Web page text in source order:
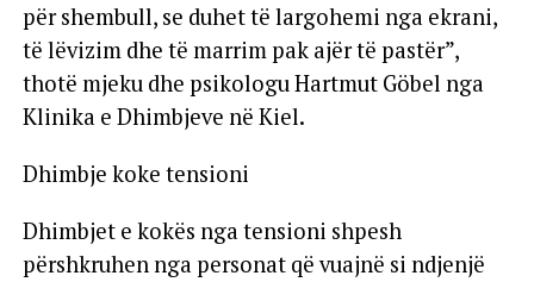
për shembull, se duhet të largohemi nga ekrani,
të lëvizim dhe të marrim pak ajër të pastër”,
thotë mjeku dhe psikologu Hartmut Göbel nga
Klinika e Dhimbjeve në Kiel.
Dhimbje koke tensioni
Dhimbjet e kokës nga tensioni shpesh
përshkruhen nga personat që vuajnë si ndjenjë